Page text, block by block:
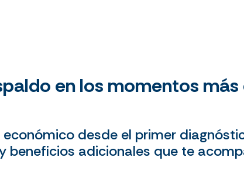
en los momentos
desde el primer
beneficios adicionales que te